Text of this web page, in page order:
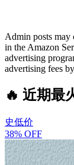
Admin posts may
in the Amazon
advertising
advertising fees
🔥 近期最
史低价
38% OFF